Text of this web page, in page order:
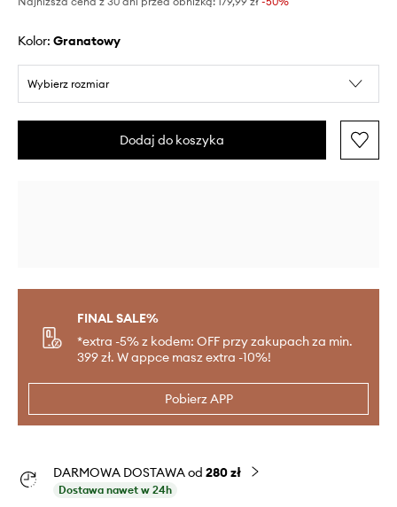
Kolor: granatowy
Wybierz rozmiar
Dodaj do koszyka
FINAL SALE%
*extra -5% z kodem: OFF przy zakupach za min.
399 zł. W appce masz extra -10%!
Pobierz APP
DARMOWA DOSTAWA od 280 zł
Dostawa nawet w 24h